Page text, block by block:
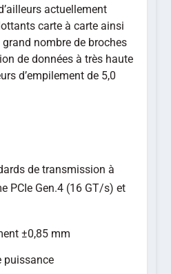
actuellement
carte à carte ainsi
nombre de broches
de données à très haute
d’empilement de 5,0
de transmission à
PCIe Gen.4 (16 GT/s) et
±0,85 mm
puissance